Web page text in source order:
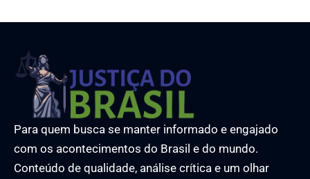
Para quem busca se manter informado e engajado
com os acontecimentos do Brasil e do mundo.
Conteúdo de qualidade, análise crítica e um olhar